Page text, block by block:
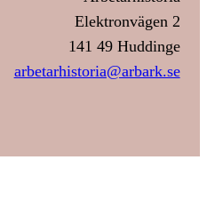
Elektronvägen 2
141 49 Huddinge
arbetarhistoria@arbark.se